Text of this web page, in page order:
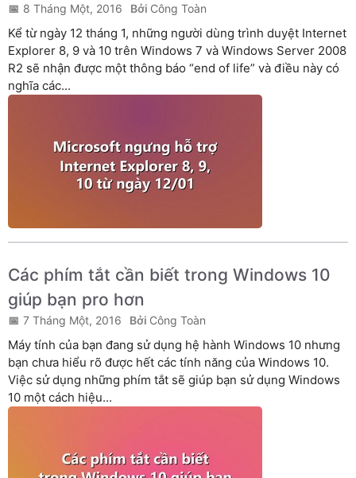
8 Tháng Một, 2016 Công Toàn
Kể từ ngày 12 tháng 1, những người dùng trình duyệt Internet
Explorer 8, 9 và 10 trên Windows 7 và Windows Server 2008
R2 sẽ nhận được một thông báo “end of life” và điều này có
nghĩa các...
Các phím tắt cần biết trong Windows 10
giúp bạn pro hơn
7 Tháng Một, 2016 Công Toàn
Máy tính của bạn đang sử dụng hệ hành Windows 10 nhưng
bạn chưa hiểu rõ được hết các tính năng của Windows 10.
Việc sử dụng những phím tắt sẽ giúp bạn sử dụng Windows
10 một cách hiệu...